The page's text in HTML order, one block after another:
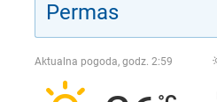
Aktualna pogoda, godz. 2:59